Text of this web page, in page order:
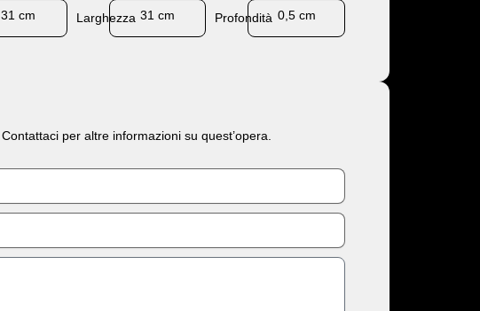
31 cm Larghezza 31 cm Profondità 0,5 cm
Contattaci per altre informazioni su quest’opera.